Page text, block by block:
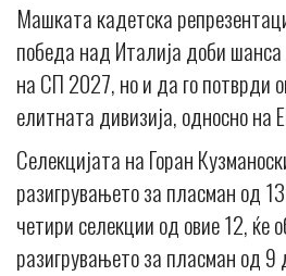
Машката кадетска
победа над Италија доби
на СП 2027, но и да го потврди
елитната дивизија, односно на
Селекцијата на Горан
разигрувањето за пласман од
четири селекции од овие 12, ќе
разигрувањето за пласман од 9